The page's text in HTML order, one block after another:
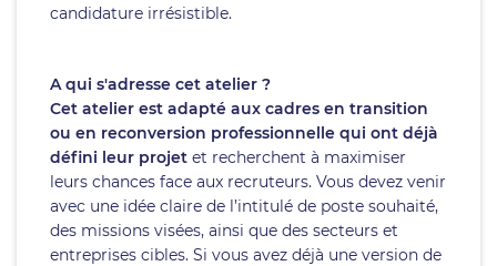
candidature irrésistible.
A qui s'adresse cet atelier ?
Cet atelier est adapté aux cadres en transition
ou en reconversion professionnelle qui ont déjà
défini leur projet et recherchent à maximiser
leurs chances face aux recruteurs. Vous devez venir
avec une idée claire de l’intitulé de poste souhaité,
des missions visées, ainsi que des secteurs et
entreprises cibles. Si vous avez déjà une version de